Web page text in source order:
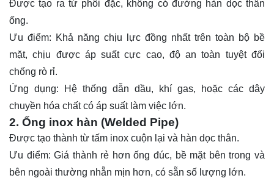
Được tạo ra từ phôi đặc, không có đường hàn dọc thân
ống.
Ưu điểm: Khả năng chịu lực đồng nhất trên toàn bộ bề
mặt, chịu được áp suất cực cao, độ an toàn tuyệt đối
chống rò rỉ.
Ứng dụng: Hệ thống dẫn dầu, khí gas, hoặc các dây
chuyền hóa chất có áp suất làm việc lớn.
2. Ống inox hàn (Welded Pipe)
Được tạo thành từ tấm inox cuộn lại và hàn dọc thân.
Ưu điểm: Giá thành rẻ hơn ống đúc, bề mặt bên trong và
bên ngoài thường nhẵn mịn hơn, có sẵn số lượng lớn.